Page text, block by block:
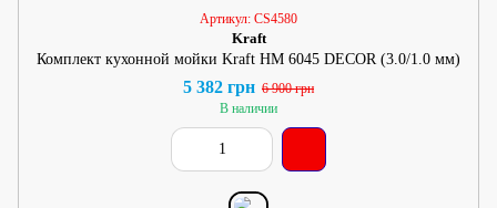
Артикул: CS4580
Kraft
Комплект кухонной мойки Kraft HM 6045 DECOR (3.0/1.0 мм)
5 382 грн 6 900 грн
В наличии